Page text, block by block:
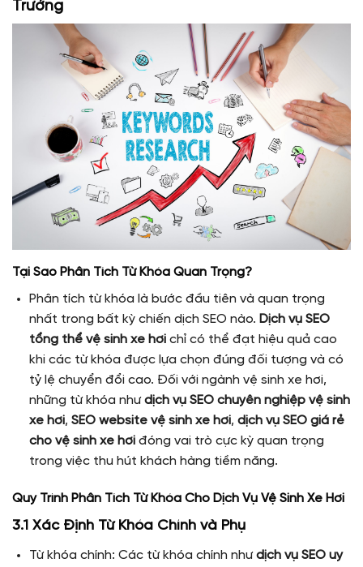
Trưởng
Tại Sao Phân Tích Từ Khóa Quan Trọng?
Phân tích từ khóa là bước đầu tiên và quan trọng
nhất trong bất kỳ chiến dịch SEO nào. Dịch vụ SEO
tổng thể vệ sinh xe hơichỉ có thể đạt hiệu quả cao
khi các từ khóa được lựa chọn đúng đối tượng và có
tỷ lệ chuyển đổi cao. Đối với ngành vệ sinh xe hơi,
những từ khóa nhưdịch vụ SEO chuyên nghiệp vệ sinh
xe hơi, SEO website vệ sinh xe hơi, dịch vụ SEO giá rẻ
cho vệ sinh xe hơiđóng vai trò cực kỳ quan trọng
trong việc thu hút khách hàng tiềm năng.
Quy Trình Phân Tích Từ Khóa Cho Dịch Vụ Vệ Sinh Xe Hơi
3.1 Xác Định Từ Khóa Chính và Phụ
Từ khóa chính: Các từ khóa chính nhưdịch vụ SEO uy